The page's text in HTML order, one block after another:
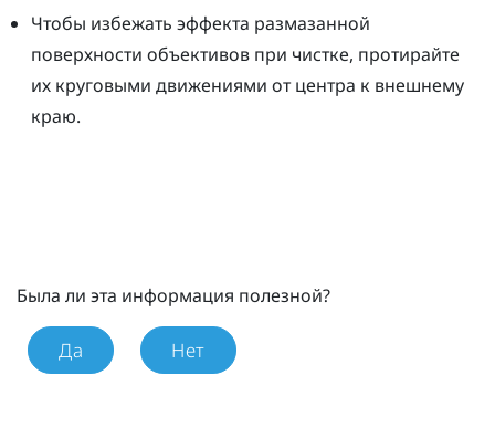
Чтобы избежать эффекта размазанной
поверхности объективов при чистке, протирайте
их круговыми движениями от центра к внешнему
краю.
Была ли эта информация полезной?
Да Нет